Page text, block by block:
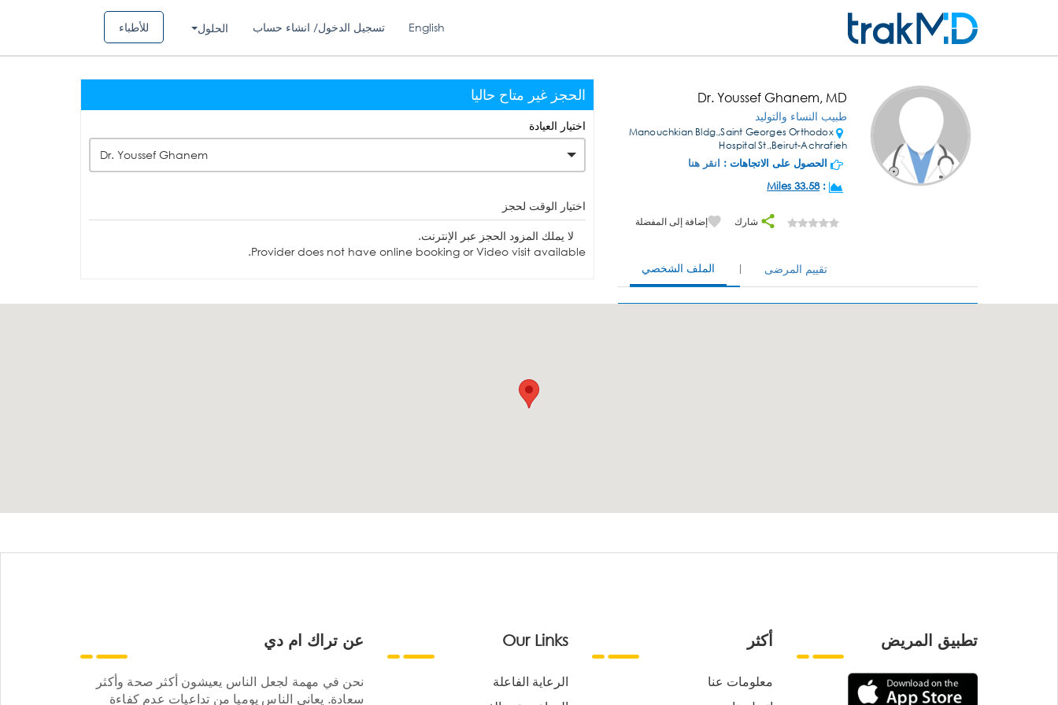
للأطباء الحلول تسجيل الدخول/ انشاء حساب English
Dr. Youssef Ghanem, MD
طبيب النساء والتوليد
Manouchkian Bldg.,Saint Georges Orthodox
Hospital St.,Beirut-Achrafieh
الحصول على الاتجاهات : انقر هنا
:
33.58 Miles
شارك إضافة إلى المفضلة
الملف الشخصي تقييم المرضى
الحجز غير متاح حاليا
اختيار العيادة
Dr. Youssef Ghanem
اختيار الوقت لحجز
لا يملك المزود الحجز عبر الإنترنت.
Provider does not have online booking or Video visit available.
عن تراك ام دي
نحن في مهمة لجعل الناس يعيشون أكثر صحة وأكثر
سعادة. يعاني الناس يوميا من تداعيات عدم كفاءة
Our Links
الرعاية الفاعلة
أكثر
معلومات عنا
تطبيق المريض